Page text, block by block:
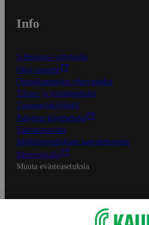
Info
S-Business yrityksille
Oiva-raportit
Osuuskauppojen yhteystiedot
Tilaus- ja toimitusehdot
Tietosuojakäytäntö
Palvelun käyttöehdot
Saavutettavuus
Mobiilisovelluksen saavutettavuus
Mainostajalle
Muuta evästeasetuksia
S-ryhmän palvelut